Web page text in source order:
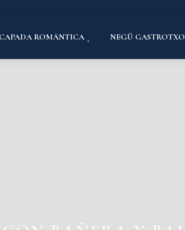
ROMÁNTICA NEGÜ